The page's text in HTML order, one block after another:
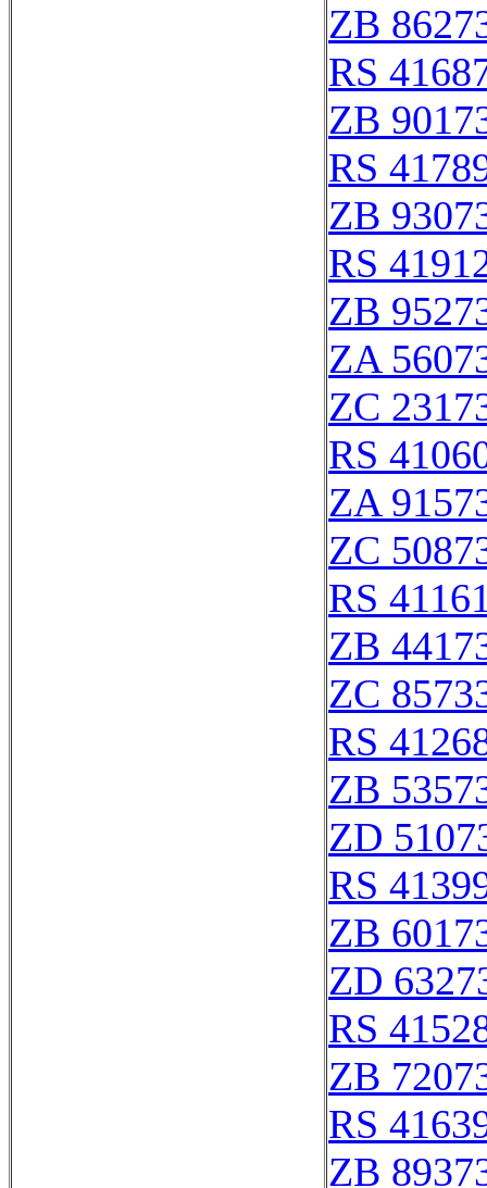
ZB
RS
ZB
RS
ZB
RS
ZB
ZA
ZC
RS
ZA
ZC
RS
ZB
ZC
RS
ZB
ZD
RS
ZB
ZD
RS
ZB
RS
ZB